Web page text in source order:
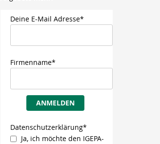
Deine E-Mail Adresse*
Firmenname*
ANMELDEN
Datenschutzerklärung*
Ja, ich möchte den IGEPA-